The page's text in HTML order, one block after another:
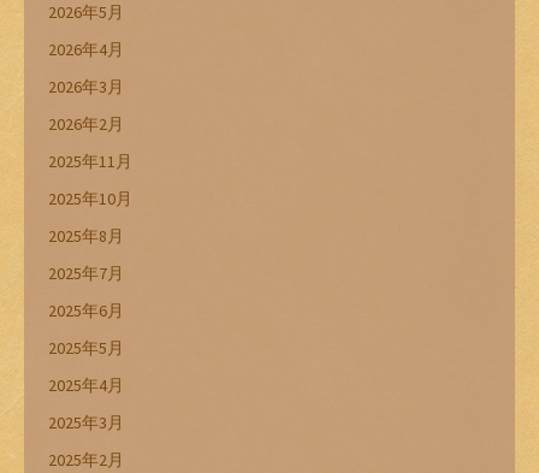
2026年5月
2026年4月
2026年3月
2026年2月
2025年11月
2025年10月
2025年8月
2025年7月
2025年6月
2025年5月
2025年4月
2025年3月
2025年2月